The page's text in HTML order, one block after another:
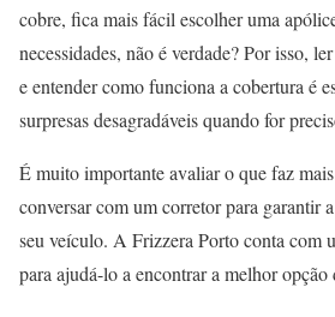
cobre, fica mais fácil escolher uma
necessidades, não é verdade? Por isso,
e entender como funciona a cobertura é
surpresas desagradáveis quando for
É muito importante avaliar o que faz
conversar com um corretor para garantir
seu veículo. A Frizzera Porto conta com
para ajudá-lo a encontrar a melhor opção